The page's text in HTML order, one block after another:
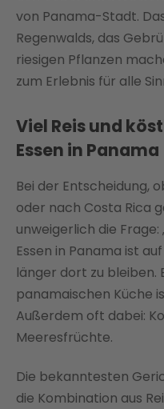
von Panama-Stadt.
Regenwalds, das
riesigen Pflanzen
zum Erlebnis für alle
Viel Reis und
Essen in Panama
Bei der Entscheidung,
oder nach Costa Rica
unweigerlich die Frage:
Essen in Panama ist
länger dort zu bleiben.
panamaischen Küche
Außerdem oft dabei:
Meeresfrüchte.
Die bekanntesten
die Kombination aus